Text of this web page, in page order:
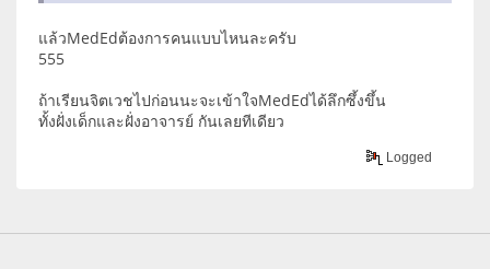
แล้วMedEdต้องการคนแบบไหนละครับ
555
ถ้าเรียนจิตเวชไปก่อนนะจะเข้าใจMedEdได้ลึกซึ้งขึ้น
ทั้งฝั่งเด็กและฝั่งอาจารย์ กันเลยทีเดียว
Logged